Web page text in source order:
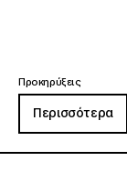
Προκηρύξεις
Περισσότερα